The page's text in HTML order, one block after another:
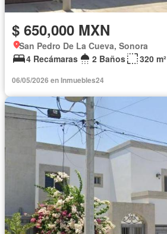
$ 650,000 MXN
San Pedro De La Cueva, Sonora
4 Recámaras
2 Baños 320 m²
06/05/2026 en Inmuebles24